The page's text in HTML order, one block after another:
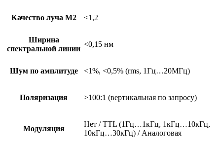
Качество луча М2 <1,2
Ширина
спектральной линии
<0,15 нм
Шум по амплитуде <1%, <0,5% (rms, 1Гц…20МГц)
Поляризация >100:1 (вертикальная по запросу)
Модуляция
Нет / TTL (1Гц…1кГц, 1кГц…10кГц,
10кГц…30кГц) / Аналоговая